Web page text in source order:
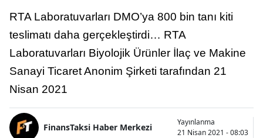
RTA Laboratuvarları DMO’ya 800 bin tanı kiti
teslimatı daha gerçekleştirdi… RTA
Laboratuvarları Biyolojik Ürünler İlaç ve Makine
Sanayi Ticaret Anonim Şirketi tarafından 21
Nisan 2021
FinansTaksi Haber Merkezi
Yayınlanma
21 Nisan 2021 - 08:03